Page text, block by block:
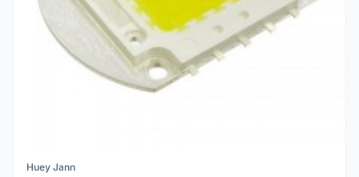
Huey Jann